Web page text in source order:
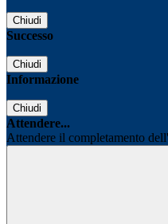
Chiudi
Successo
Chiudi
Informazione
Chiudi
Attendere...
Attendere il completamento